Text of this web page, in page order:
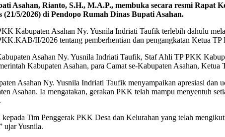
Asahan, Rianto, S.H., M.A.P., membuka secara resmi
5/2026) di Pendopo Rumah Dinas Bupati Asahan.
Kabupaten Asahan Ny. Yusnila Indriati Taufik terlebih dahulu
II/2026 tentang pemberhentian dan pengangkatan Ketua TP
Asahan Ny. Yusnila Indriati Taufik, Staf Ahli TP PKK
Kabupaten Asahan, para Camat se-Kabupaten Asahan,
Asahan Ny. Yusnila Indriati Taufik menyampaikan apresiasi
Asahan. Ia mengatakan, gerakan PKK telah mampu menyentuh
kepada Tim Penggerak PKK Desa dan Kelurahan yang telah
ujar Yusnila.